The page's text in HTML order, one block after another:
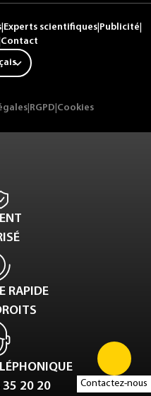
Contactez-nous
Experts scientifiques Publicité
Contact
RGPD Cookies
RAPIDE
20 20